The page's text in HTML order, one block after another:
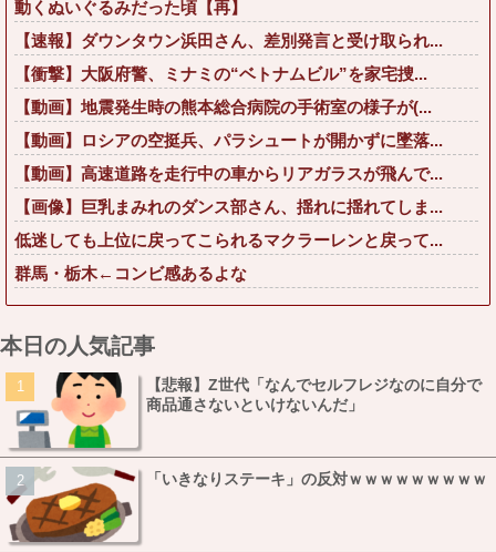
動くぬいぐるみだった頃【再】
【速報】ダウンタウン浜田さん、差別発言と受け取られ...
【衝撃】大阪府警、ミナミの“ベトナムビル”を家宅捜...
【動画】地震発生時の熊本総合病院の手術室の様子が(...
【動画】ロシアの空挺兵、パラシュートが開かずに墜落...
【動画】高速道路を走行中の車からリアガラスが飛んで...
【画像】巨乳まみれのダンス部さん、揺れに揺れてしま...
低迷しても上位に戻ってこられるマクラーレンと戻って...
群馬・栃木←コンビ感あるよな
本日の人気記事
【悲報】Z世代「なんでセルフレジなのに自分で
商品通さないといけないんだ」
「いきなりステーキ」の反対ｗｗｗｗｗｗｗｗｗ